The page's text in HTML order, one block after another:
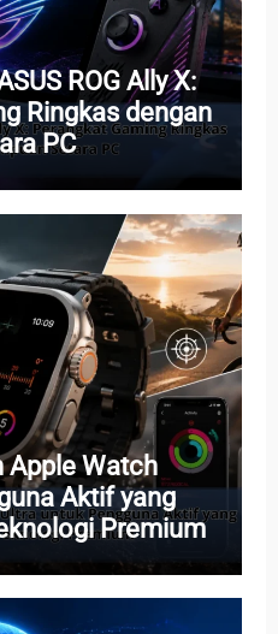
ROG Ally X:
Ringkas dengan
PC
Watch
Aktif yang
Premium